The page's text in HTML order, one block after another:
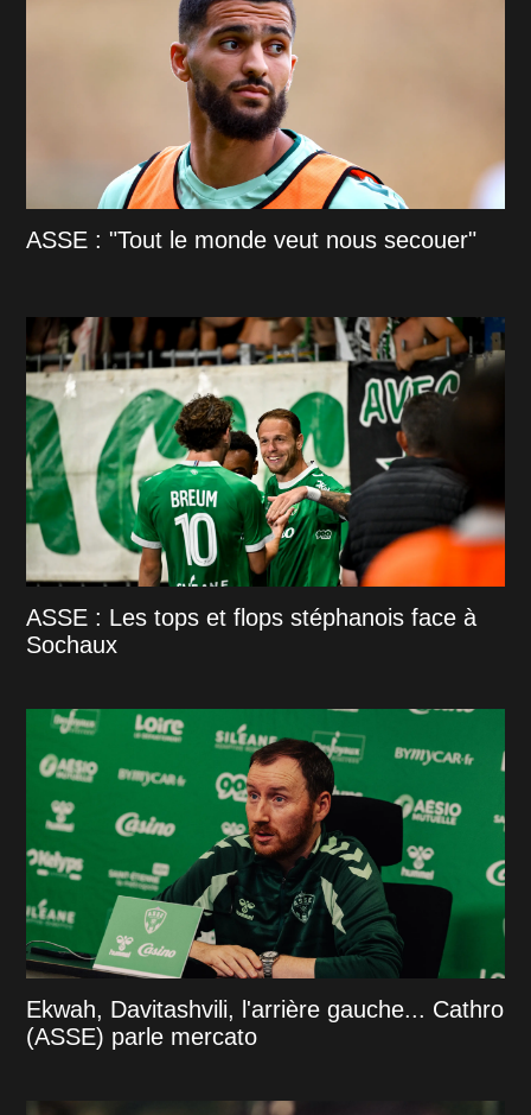
ASSE : "Tout le monde veut nous secouer"
ASSE : Les tops et flops stéphanois face à
Sochaux
Ekwah, Davitashvili, l'arrière gauche... Cathro
(ASSE) parle mercato